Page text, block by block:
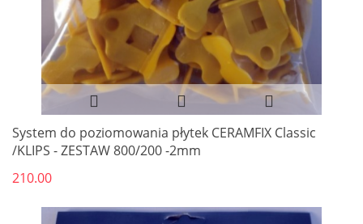
System do poziomowania płytek CERAMFIX Classic
/KLIPS - ZESTAW 800/200 -2mm
210.00